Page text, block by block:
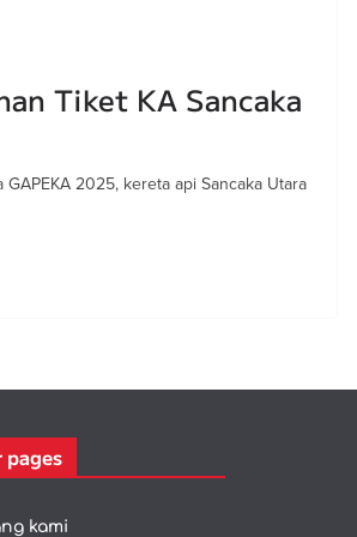
Tiket KA Sancaka
2025, kereta api Sancaka Utara
pages
kami